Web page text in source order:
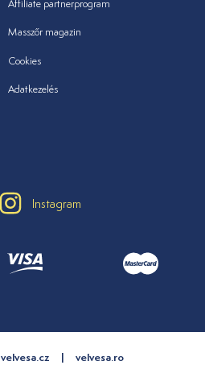
Affiliate partnerprogram
Masszőr magazin
Cookies
Adatkezelés
Instagram
velvesa.cz velvesa.ro